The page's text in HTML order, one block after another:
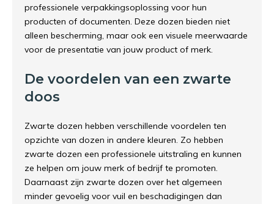
professionele verpakkingsoplossing voor hun
producten of documenten. Deze dozen bieden niet
alleen bescherming, maar ook een visuele meerwaarde
voor de presentatie van jouw product of merk.
De voordelen van een zwarte
doos
Zwarte dozen hebben verschillende voordelen ten
opzichte van dozen in andere kleuren. Zo hebben
zwarte dozen een professionele uitstraling en kunnen
ze helpen om jouw merk of bedrijf te promoten.
Daarnaast zijn zwarte dozen over het algemeen
minder gevoelig voor vuil en beschadigingen dan